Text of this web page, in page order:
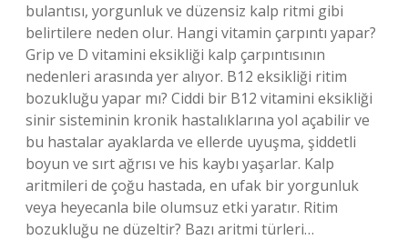
bulantısı, yorgunluk ve düzensiz kalp ritmi gibi
belirtilere neden olur. Hangi vitamin çarpıntı yapar?
Grip ve D vitamini eksikliği kalp çarpıntısının
nedenleri arasında yer alıyor. B12 eksikliği ritim
bozukluğu yapar mı? Ciddi bir B12 vitamini eksikliği
sinir sisteminin kronik hastalıklarına yol açabilir ve
bu hastalar ayaklarda ve ellerde uyuşma, şiddetli
boyun ve sırt ağrısı ve his kaybı yaşarlar. Kalp
aritmileri de çoğu hastada, en ufak bir yorgunluk
veya heyecanla bile olumsuz etki yaratır. Ritim
bozukluğu ne düzeltir? Bazı aritmi türleri…